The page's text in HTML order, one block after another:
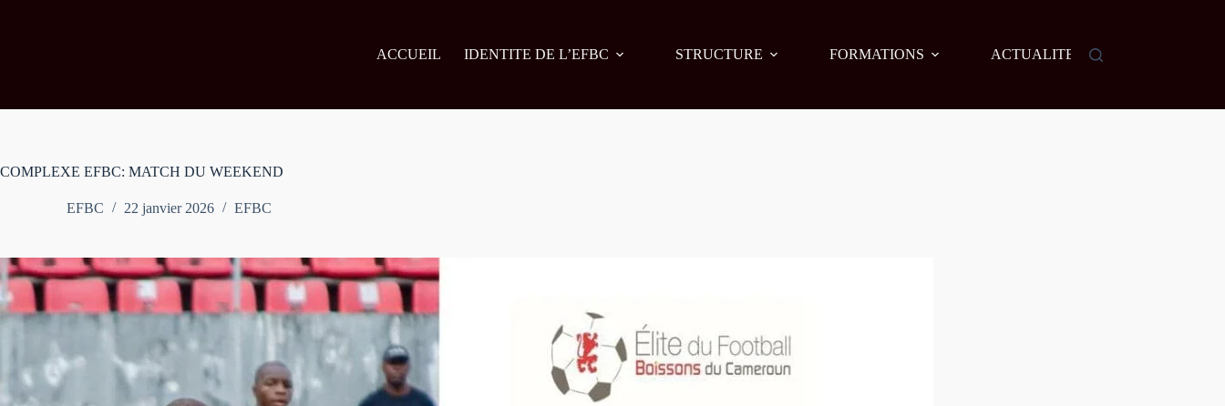
ACCUEIL
IDENTITE DE L’EFBC STRUCTURE FORMATIONS ACTUALITES
COMPLEXE EFBC: MATCH DU WEEKEND
EFBC 22 janvier 2026 EFBC